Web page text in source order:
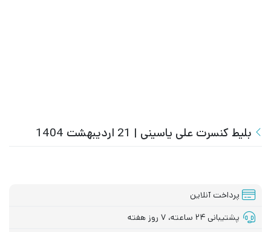
بلیط کنسرت علی یاسینی | 21 اردیبهشت 1404
پرداخت آنلاین
پشتیبانی ۲۴ ساعته، ۷ روز هفته